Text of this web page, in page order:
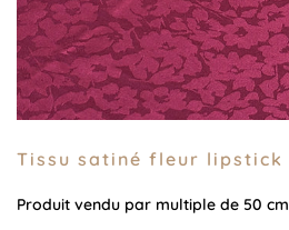
Tissu satiné fleur lipstick
Produit vendu par multiple de 50 cm